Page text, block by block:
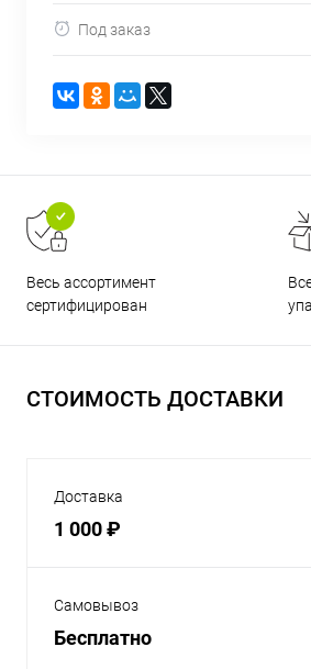
Под заказ
Весь ассортимент
сертифицирован
СТОИМОСТЬ ДОСТАВКИ
Доставка
1 000 ₽
Самовывоз
Бесплатно